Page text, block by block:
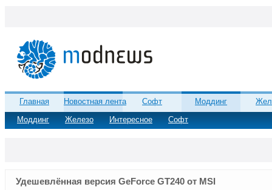
Главная
Новостная лента
Моддинг
Железо Интересное Софт
Софт Моддинг
Удешевлённая версия GeForce GT240 от MSI